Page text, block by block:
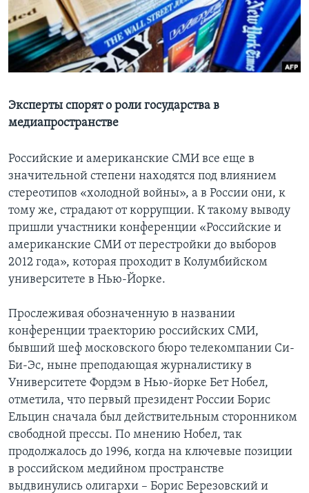
Learning English
СОЦИАЛЬНЫЕ СЕТИ
Языки
Эксперты спорят о роли государства в
медиапространстве
Российские и американские СМИ все еще в
значительной степени находятся под влиянием
стереотипов «холодной войны», а в России они, к
тому же, страдают от коррупции. К такому выводу
пришли участники конференции «Российские и
американские СМИ от перестройки до выборов
2012 года», которая проходит в Колумбийском
университете в Нью-Йорке.
Прослеживая обозначенную в названии
конференции траекторию российских СМИ,
бывший шеф московского бюро телекомпании Си-
Би-Эс, ныне преподающая журналистику в
Университете Фордэм в Нью-йорке Бет Нобел,
отметила, что первый президент России Борис
Ельцин сначала был действительным сторонником
свободной прессы. По мнению Нобел, так
продолжалось до 1996, когда на ключевые позиции
в российском медийном пространстве
выдвинулись олигархи – Борис Березовский и